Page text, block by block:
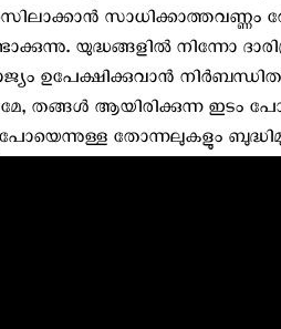
സാധിക്കാത്തവണ്ണം
യുദ്ധങ്ങളിൽ നിന്നോ
ഉപേക്ഷിക്കുവാൻ
തങ്ങൾ ആയിരിക്കുന്ന ഇടം
തോന്നലുകളും